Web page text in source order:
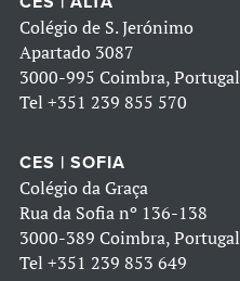
Colégio de S. Jerónimo
Apartado 3087
3000-995 Coimbra, Portugal
Tel +351 239 855 570
CES | SOFIA
Colégio da Graça
Rua da Sofia nº 136-138
3000-389 Coimbra, Portugal
Tel +351 239 853 649